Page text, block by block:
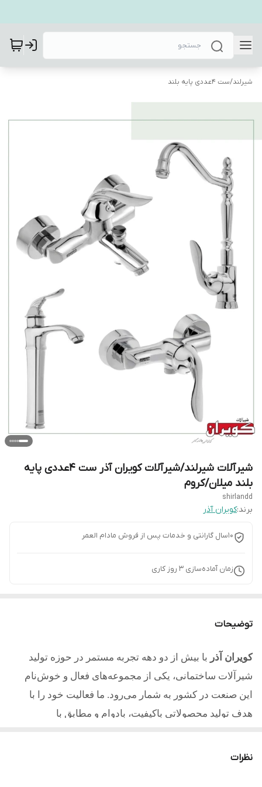
شیرلند/ست 4عددی پایه بلند
شیرآلات شیرلند/شیرآلات کویران آذر ست 4عددی پایه
بلند میلان/کروم
shirlandd
برند:کویران آذر
10سال گارانتی و خدمات پس از فروش مادام العمر
زمان آماده‌سازی 3 روز کاری
توضیحات
کویران آذر با بیش از دو دهه تجربه مستمر در حوزه تولید
شیرآلات ساختمانی، یکی از مجموعه‌های فعال و خوش‌نام
این صنعت در کشور به شمار می‌رود. ما فعالیت خود را با
هدف تولید محصولاتی باکیفیت، بادوام و مطابق با
فنی و تعهد به مشتریان یکی از مطلوب ترین تولیدکنندگان در
نظرات